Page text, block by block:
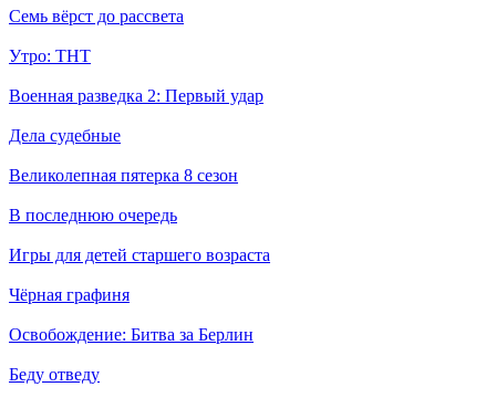
Семь вёрст до рассвета
Утро: ТНТ
Военная разведка 2: Первый удар
Дела судебные
Великолепная пятерка 8 сезон
В последнюю очередь
Игры для детей старшего возраста
Чёрная графиня
Освобождение: Битва за Берлин
Беду отведу